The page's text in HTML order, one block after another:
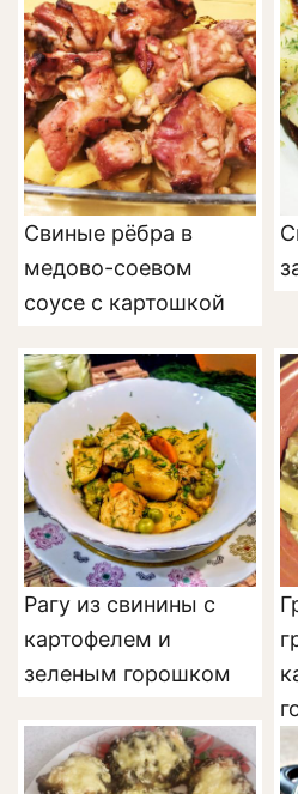
Свиные рёбра в
медово-соевом
соусе с картошкой
Рагу из свинины с
картофелем и
зеленым горошком